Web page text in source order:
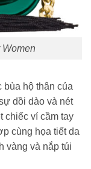
hộ thân của
dồi dào và nét
chiếc ví cầm tay
cùng họa tiết da
vàng và nắp túi